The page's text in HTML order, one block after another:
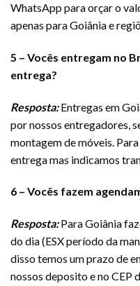
WhatsApp para orçar o
apenas para Goiânia e
5 – Vocês entregam no
entrega?
Resposta:Entregas em
por nossos entregadores,
montagem de móveis.
entrega mas indicamos
6 – Vocês fazem
Resposta:Para Goiânia
do dia (ESX período da
disso temos um prazo de
nossos deposito e no CEP